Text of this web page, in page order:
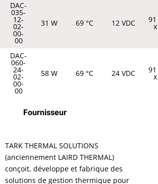
DAC-
035-
12-
02-
00-
00
31 W 69 °C 12 VDC
DAC-
060-
24-
02-
00-
00
58 W 69 °C 24 VDC
Fournisseur
TARK THERMAL SOLUTIONS
(anciennement LAIRD THERMAL)
conçoit, développe et fabrique des
solutions de gestion thermique pour